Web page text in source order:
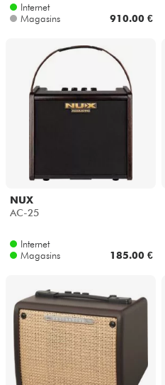
Internet
Magasins
910.00 €
NUX
AC-25
Internet
Magasins
185.00 €